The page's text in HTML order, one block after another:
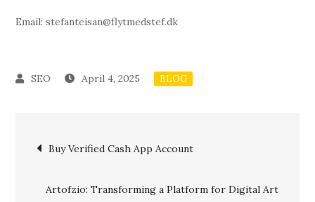
Email:stefanteisan@flytmedstef.dk
April 4, 2025 BLOG
Post
navigation
Buy Verified Cash App Account
Artofzio: Transforming a Platform for Digital Art